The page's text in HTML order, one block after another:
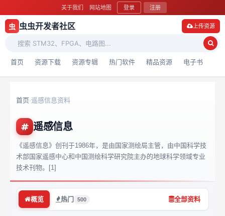
关于我们 网站地图 登录 注册
虫 虫虫开发者社区
首页 资源下载 资源专辑 热门软件 精品资源 电子书
上传资源
首页›遥感信息资料
遥感信息
《遥感信息》创刊于1986年，是由国家测绘局主管，由中国科学技
术部国家遥感中心和中国测绘科学研究院主办的地球科学领域专业
技术刊物。[1]
概览 热门 500 全部资料